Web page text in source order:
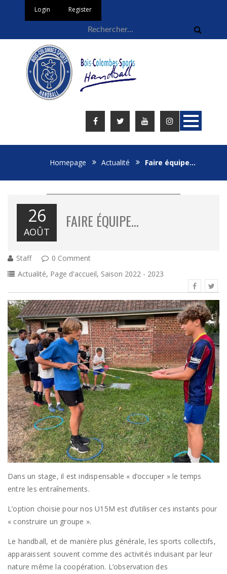
Login Register
Homepage Actualité Faire équipe…
26
AOÛT
FAIRE ÉQUIPE…
Staff
0 Comment
Actualité, Page d'accueil, Saison 2022 - 2023
Dans un stage, il est indispensable « d’occuper » le temps
entre les entraînements.
L’option choisie pour nos U15M est d’utiliser ces instants pour
« construire un groupe ».
Le handball, et de manière plus générale, les sports collectifs,
apparaissent souvent comme des activités induisant par leur
nature même la coopération. L’observation des